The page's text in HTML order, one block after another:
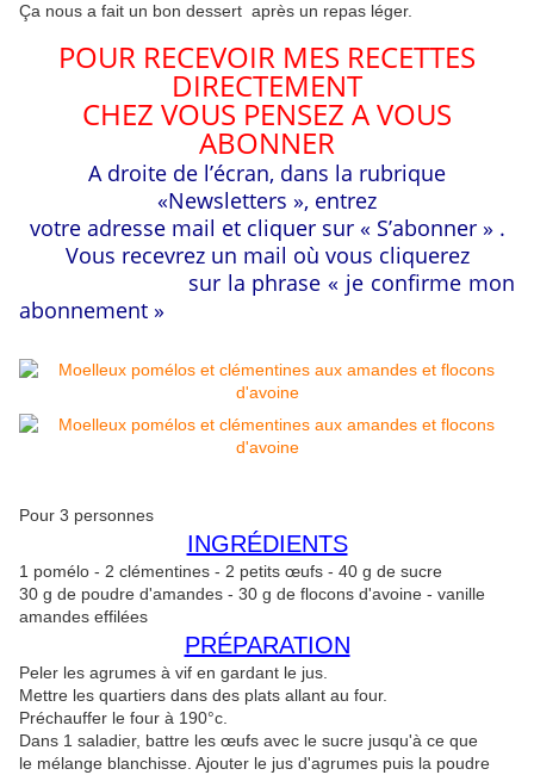
Ça nous a fait un bon dessert après un repas léger.
POUR RECEVOIR MES RECETTES
DIRECTEMENT
CHEZ VOUS PENSEZ A VOUS
ABONNER
A droite de l’écran, dans la rubrique
«Newsletters », entrez
votre adresse mail et cliquer sur « S’abonner » .
Vous recevrez un mail où vous cliquerez
sur la phrase « je confirme mon
abonnement »
Pour 3 personnes
INGRÉDIENTS
1 pomélo - 2 clémentines - 2 petits œufs - 40 g de sucre
30 g de poudre d'amandes - 30 g de flocons d'avoine - vanille
amandes effilées
PRÉPARATION
Peler les agrumes à vif en gardant le jus.
Mettre les quartiers dans des plats allant au four.
Préchauffer le four à 190°c.
Dans 1 saladier, battre les œufs avec le sucre jusqu'à ce que
le mélange blanchisse. Ajouter le jus d'agrumes puis la poudre